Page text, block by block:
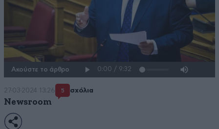
Ακούστε το άρθρο
27·03·2024 13:26 5 σχόλια
Newsroom